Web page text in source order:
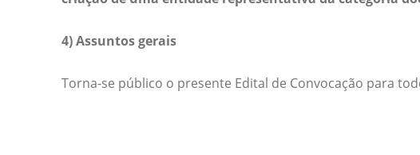
4) Assuntos gerais
Torna-se público o presente Edital de Convocação para